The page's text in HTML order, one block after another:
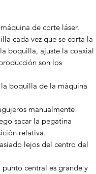
de corte láser.
cada vez que se corta la
boquilla, ajuste la coaxial
son los
boquilla de la máquina
manualmente
sacar la pegatina
relativa.
lejos del centro del
central es grande y